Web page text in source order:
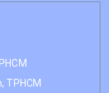
TPHCM